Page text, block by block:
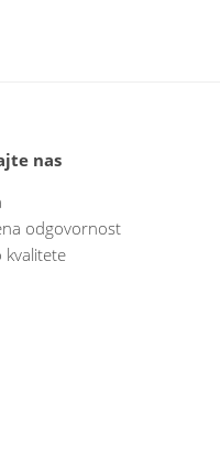
nas
odgovornost
kvalitete